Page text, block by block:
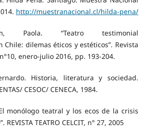
http://muestranacional.cl/hilda-pena/
Paola. “Teatro testimonial
Chile: dilemas éticos y estéticos”. Revista
enero-julio 2016, pp. 193-204.
Historia, literatura y sociedad.
CESOC/ CENECA, 1984.
monólogo teatral y los ecos de la crisis
TEATRO CELCIT, n° 27, 2005